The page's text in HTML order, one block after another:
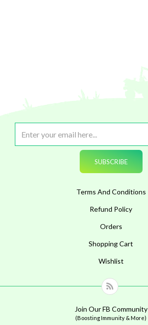
Terms And Conditions
Refund Policy
Orders
Shopping Cart
Wishlist
Join Our FB Community
(Boosting Immunity & More)